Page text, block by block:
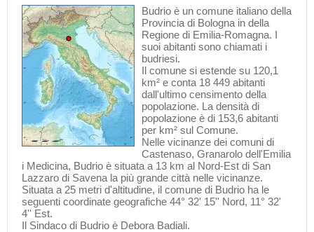
Budrio è un comune italiano della
Provincia di Bologna in della
Regione di Emilia-Romagna. I
suoi abitanti sono chiamati i
budriesi.
Il comune si estende su 120,1
km² e conta 18 449 abitanti
dall'ultimo censimento della
popolazione. La densità di
popolazione è di 153,6 abitanti
per km² sul Comune.
Nelle vicinanze dei comuni di
Castenaso, Granarolo dell'Emilia
i Medicina, Budrio è situata a 13 km al Nord-Est di San
Lazzaro di Savena la più grande città nelle vicinanze.
Situata a 25 metri d'altitudine, il comune di Budrio ha le
seguenti coordinate geografiche 44° 32' 15'' Nord, 11° 32'
4'' Est.
Il Sindaco di Budrio è Debora Badiali.